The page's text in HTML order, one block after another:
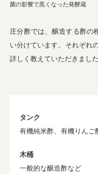
菌の影響で黒くなった発酵蔵
庄分酢では、醸造する酢の
い分けています。それぞれ
詳しく教えていただきました
タンク
有機純米酢、有機りんご
木桶
一般的な醸造酢など